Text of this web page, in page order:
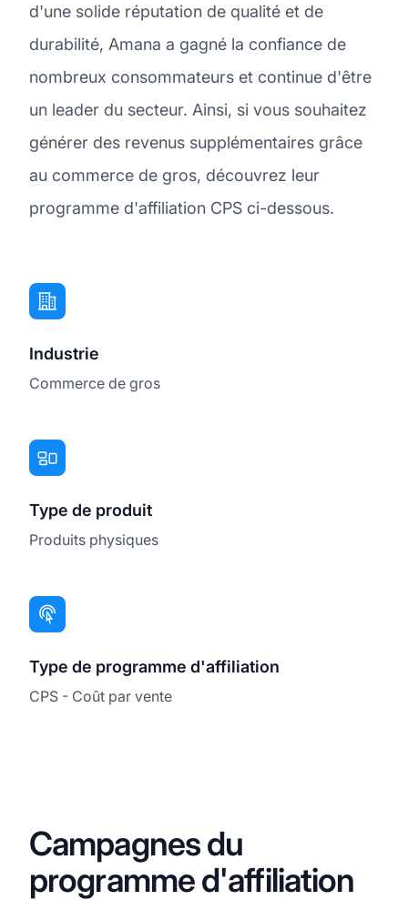
d'une solide réputation de qualité et de
durabilité, Amana a gagné la confiance de
nombreux consommateurs et continue d'être
un leader du secteur. Ainsi, si vous souhaitez
générer des revenus supplémentaires grâce
au commerce de gros, découvrez leur
programme d'affiliation CPS ci-dessous.
Industrie
Commerce de gros
Type de produit
Produits physiques
Type de programme d'affiliation
CPS - Coût par vente
Campagnes du
programme d'affiliation